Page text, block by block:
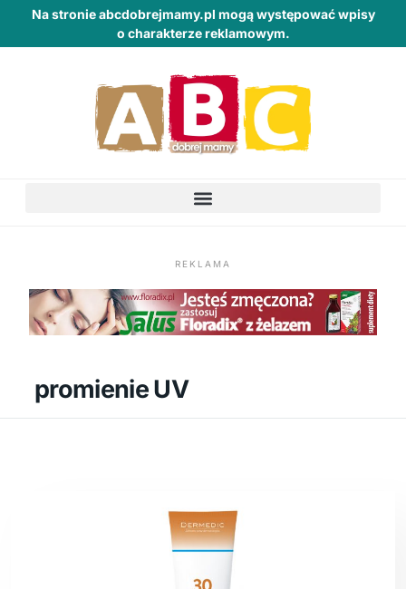
Na stronie abcdobrejmamy.pl mogą występować wpisy
o charakterze reklamowym.
REKLAMA
promienie UV